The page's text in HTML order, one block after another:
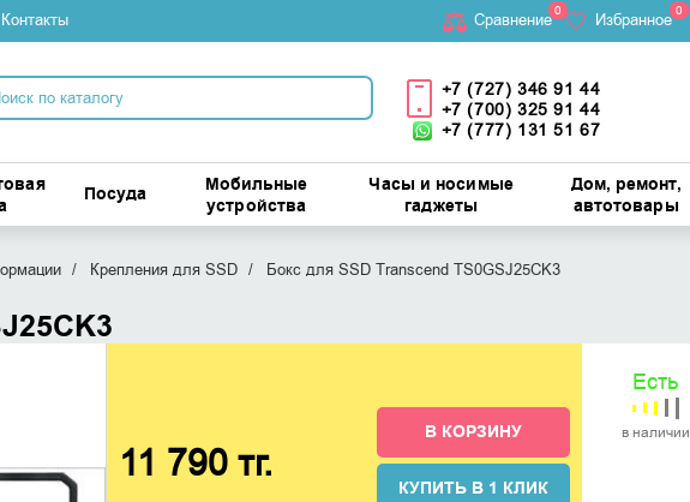
Контакты Cравнение0 Избранное 0
+7 (727) 346 91 44
+7 (700) 325 91 44
+7 (777) 131 51 67
Посуда
Мобильные
устройства
Часы и носимые
гаджеты
Дом, ремонт,
автотовары
Крепления для SSD Бокс для SSD Transcend TS0GSJ25CK3
11 790 тг.
В КОРЗИНУ
КУПИТЬ В 1 КЛИК
Есть
в наличии